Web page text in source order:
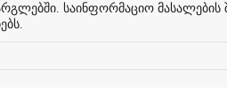
საინფორმაციო მასალების